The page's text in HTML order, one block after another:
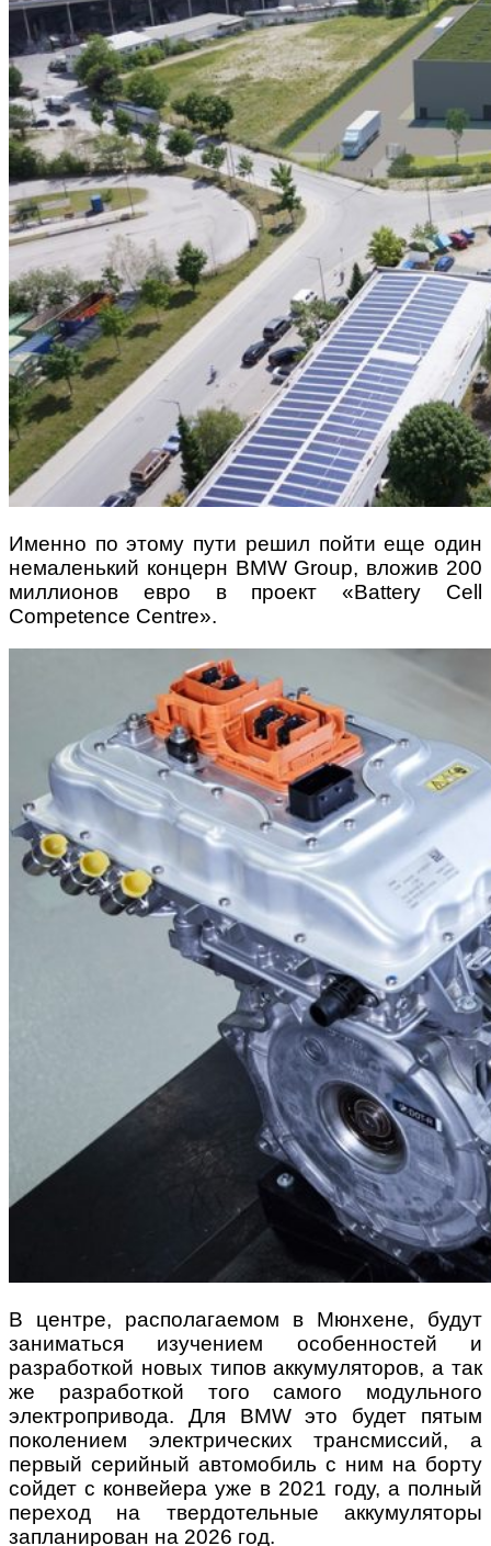
Именно по этому пути решил пойти еще один
немаленький концерн BMW Group, вложив 200
миллионов евро в проект «Battery Cell
Competence Centre».
В центре, располагаемом в Мюнхене, будут
заниматься изучением особенностей и
разработкой новых типов аккумуляторов, а так
же разработкой того самого модульного
электропривода. Для BMW это будет пятым
поколением электрических трансмиссий, а
первый серийный автомобиль с ним на борту
сойдет с конвейера уже в 2021 году, а полный
переход на твердотельные аккумуляторы
запланирован на 2026 год.